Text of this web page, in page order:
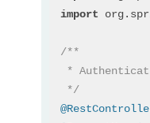
import
/**
*
*/